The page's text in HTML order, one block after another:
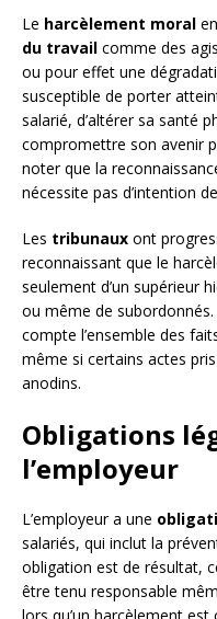
Le harcèlement moral
du travail comme des
ou pour effet une
susceptible de porter
salarié, d’altérer sa santé
compromettre son avenir
noter que la
nécessite pas d’intention
Les tribunaux ont
reconnaissant que le
seulement d’un supérieur
ou même de
compte l’ensemble des
même si certains actes
anodins.
Obligations
l’employeur
L’employeur a une
salariés, qui inclut la
obligation est de résultat,
être tenu responsable